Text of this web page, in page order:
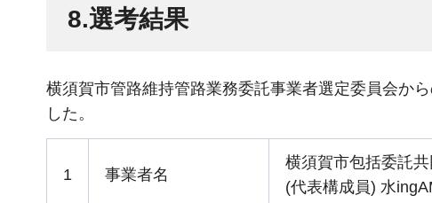
8.選考結果
横須賀市管路維持管路業務委託事業者選定委員会か
した。
1 事業者名
横須賀市包括委託
(代表構成員) 水